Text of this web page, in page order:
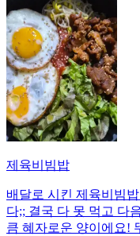
제육비빔밥
배달로 시킨 제육비빔
다;; 결국 다 못 먹고 다
큼 혜자로운 양이에요!